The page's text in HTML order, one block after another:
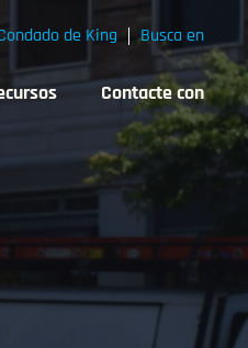
Contacte con
de King Busca en